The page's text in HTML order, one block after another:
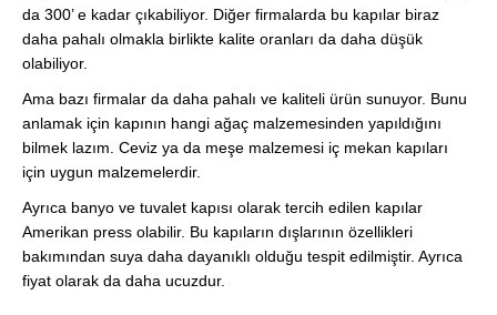
da 300’ e kadar çıkabiliyor. Diğer firmalarda bu kapılar biraz
daha pahalı olmakla birlikte kalite oranları da daha düşük
olabiliyor.
Ama bazı firmalar da daha pahalı ve kaliteli ürün sunuyor. Bunu
anlamak için kapının hangi ağaç malzemesinden yapıldığını
bilmek lazım. Ceviz ya da meşe malzemesi iç mekan kapıları
için uygun malzemelerdir.
Ayrıca banyo ve tuvalet kapısı olarak tercih edilen kapılar
Amerikan press olabilir. Bu kapıların dışlarının özellikleri
bakımından suya daha dayanıklı olduğu tespit edilmiştir. Ayrıca
fiyat olarak da daha ucuzdur.